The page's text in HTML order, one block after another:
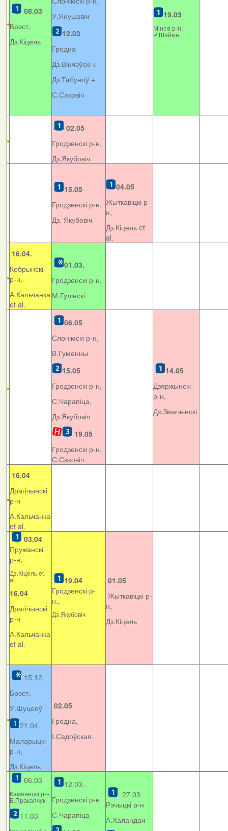
08.03
Брэст,
Дз.Кіцель
У.Янушэвіч
12.03
Гродна
Дз.Вінчэўскі +
Дз.Табуноў +
С.Саковіч
19.03
Мінскі р-н,
Р.Шайкін
02.05
Гродзенскі р-н,
Дз.Якубовіч
15.05
Гродзенскі р-н,
Дз. Якубовіч
04.05
Жыткавіцкі р-
н,
Дз.Кіцель et
al.
16.04.
Кобрынскі
р-н,
А.Кальчанка
et al.
01.03.
Гродзенскі р-н,
М.Гулінскі
06.05
Слонімскі р-н,
В.Гуменны
15.05
Гродзенскі р-н,
С.Чарапіца,
Дз.Якубовіч
19.05
Гродзенскі р-н,
С.Саковіч
14.05
Дзяржынскі
р-н,
Дз.Змачынскі
16.04
Драгічынскі
р-н
А.Кальчанка
et al.
03.04
Пружанскі
р-н,
Дз.Кіцель et
al.
16.04
Драгічынскі
р-н
А.Кальчанка
et al.
19.04
Гродзенскі р-
н.,
Дз.Якубовіч
01.05
Жыткавіцкі р-
н,
Дз.Кіцель
15.12.
Брэст,
У.Шуцееў
21.04.
Маларыцкі
р-н,
Дз.Кіцель
02.05
Гродна,
І.Садоўская
06.03
Камянецкі р-н,
В.Пракапчук
11.03
12.03.
Гродзенскі р-н
С.Чарапіца
27.03
Рэчыцкі р-н
А.Халандач